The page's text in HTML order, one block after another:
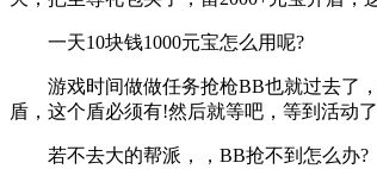
一天10块钱1000元宝怎么用呢?
游戏时间做做任务抢枪BB也就过去了，
盾，这个盾必须有!然后就等吧，等到活动
若不去大的帮派，，BB抢不到怎么办?